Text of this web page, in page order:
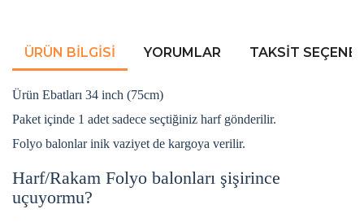
ÜRÜN BILGISI YORUMLAR TAKSIT
Ürün Ebatları 34 inch (75cm)
Paket içinde 1 adet sadece seçtiğiniz harf gönderilir.
Folyo balonlar inik vaziyet de kargoya verilir.
Harf/Rakam Folyo balonları şişirince
uçuyormu?